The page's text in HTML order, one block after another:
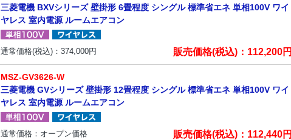
三菱電機 BXVシリーズ 壁掛形 6畳程度 シングル 標準省エネ 単相100V ワイ
ヤレス 室内電源 ルームエアコン
通常価格(税込)： 374,000円 販売価格(税込)： 112,200円
MSZ-GV3626-W
三菱電機 GVシリーズ 壁掛形 12畳程度 シングル 標準省エネ 単相100V ワイ
ヤレス 室内電源 ルームエアコン
通常価格：オープン価格 販売価格(税込)： 112,440円